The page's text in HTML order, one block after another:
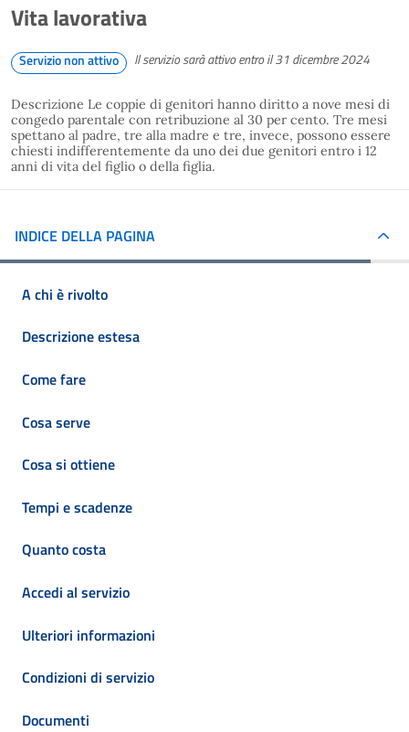
Vita lavorativa
Servizio non attivo Il servizio sarà attivo entro il 31 dicembre 2024
Descrizione Le coppie di genitori hanno diritto a nove mesi di
congedo parentale con retribuzione al 30 per cento. Tre mesi
spettano al padre, tre alla madre e tre, invece, possono essere
chiesti indifferentemente da uno dei due genitori entro i 12
anni di vita del figlio o della figlia.
INDICE DELLA PAGINA
A chi è rivolto
Descrizione estesa
Come fare
Cosa serve
Cosa si ottiene
Tempi e scadenze
Quanto costa
Accedi al servizio
Ulteriori informazioni
Condizioni di servizio
Documenti